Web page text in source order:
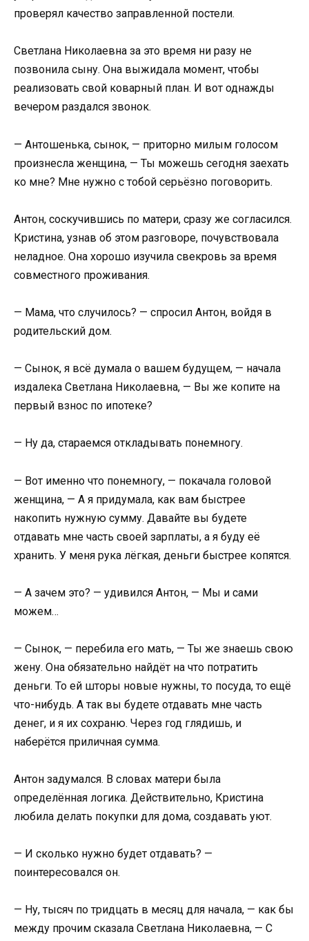
проверял качество заправленной постели.
Светлана Николаевна за это время ни разу не
позвонила сыну. Она выжидала момент, чтобы
реализовать свой коварный план. И вот однажды
вечером раздался звонок.
— Антошенька, сынок, — приторно милым голосом
произнесла женщина, — Ты можешь сегодня заехать
ко мне? Мне нужно с тобой серьёзно поговорить.
Антон, соскучившись по матери, сразу же согласился.
Кристина, узнав об этом разговоре, почувствовала
неладное. Она хорошо изучила свекровь за время
совместного проживания.
— Мама, что случилось? — спросил Антон, войдя в
родительский дом.
— Сынок, я всё думала о вашем будущем, — начала
издалека Светлана Николаевна, — Вы же копите на
первый взнос по ипотеке?
— Ну да, стараемся откладывать понемногу.
— Вот именно что понемногу, — покачала головой
женщина, — А я придумала, как вам быстрее
накопить нужную сумму. Давайте вы будете
отдавать мне часть своей зарплаты, а я буду её
хранить. У меня рука лёгкая, деньги быстрее копятся.
— А зачем это? — удивился Антон, — Мы и сами
можем…
— Сынок, — перебила его мать, — Ты же знаешь свою
жену. Она обязательно найдёт на что потратить
деньги. То ей шторы новые нужны, то посуда, то ещё
что-нибудь. А так вы будете отдавать мне часть
денег, и я их сохраню. Через год глядишь, и
наберётся приличная сумма.
Антон задумался. В словах матери была
определённая логика. Действительно, Кристина
любила делать покупки для дома, создавать уют.
— И сколько нужно будет отдавать? —
поинтересовался он.
— Ну, тысяч по тридцать в месяц для начала, — как бы
между прочим сказала Светлана Николаевна, — С